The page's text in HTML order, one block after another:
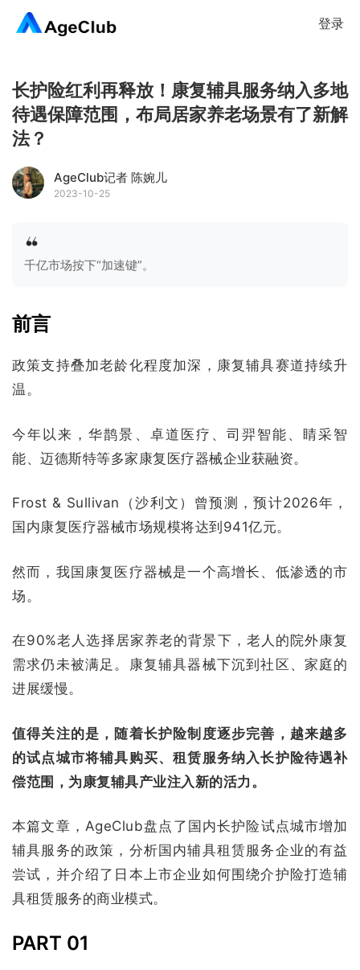
登录
长护险红利再释放！康复辅具服务纳入多地
待遇保障范围，布局居家养老场景有了新解
法？
AgeClub记者 陈婉儿
2023-10-25
千亿市场按下“加速键”。
前言
政策支持叠加老龄化程度加深，康复辅具赛道持续升
温。
今年以来，华鹊景、卓道医疗、司羿智能、睛采智
能、迈德斯特等多家康复医疗器械企业获融资。
Frost & Sullivan（沙利文）曾预测，预计2026年，
国内康复医疗器械市场规模将达到941亿元。
然而，我国康复医疗器械是一个高增长、低渗透的市
场。
在90%老人选择居家养老的背景下，老人的院外康复
需求仍未被满足。康复辅具器械下沉到社区、家庭的
进展缓慢。
值得关注的是，随着长护险制度逐步完善，越来越多
的试点城市将辅具购买、租赁服务纳入长护险待遇补
偿范围，为康复辅具产业注入新的活力。
本篇文章，AgeClub盘点了国内长护险试点城市增加
辅具服务的政策，分析国内辅具租赁服务企业的有益
尝试，并介绍了日本上市企业如何围绕介护险打造辅
具租赁服务的商业模式。
PART 01